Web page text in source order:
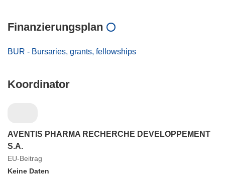
Finanzierungsplan
BUR - Bursaries, grants, fellowships
Koordinator
AVENTIS PHARMA RECHERCHE DEVELOPPEMENT
S.A.
EU-Beitrag
Keine Daten